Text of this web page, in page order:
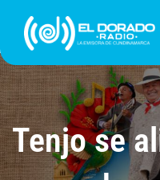
contenido
Tenjo se